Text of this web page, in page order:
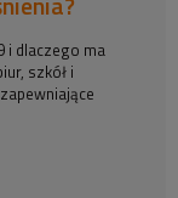
i dlaczego ma
szkół i